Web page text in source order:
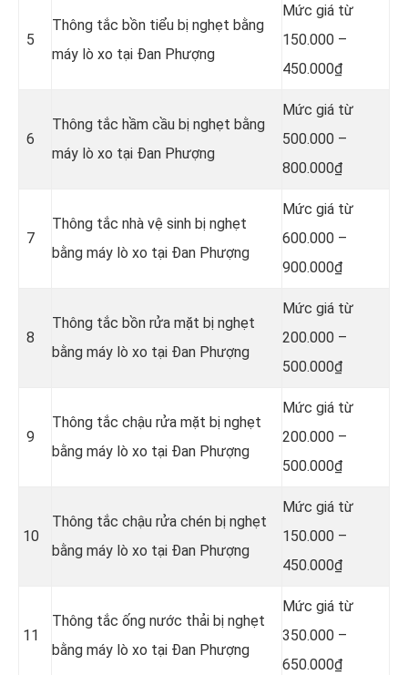
5
Thông tắc bồn tiểu bị nghẹt bằng
máy lò xo tại Đan Phượng
Mức giá từ
150.000 –
450.000₫
6
Thông tắc hầm cầu bị nghẹt bằng
máy lò xo tại Đan Phượng
Mức giá từ
500.000 –
800.000₫
7
Thông tắc nhà vệ sinh bị nghẹt
bằng máy lò xo tại Đan Phượng
Mức giá từ
600.000 –
900.000₫
8
Thông tắc bồn rửa mặt bị nghẹt
bằng máy lò xo tại Đan Phượng
Mức giá từ
200.000 –
500.000₫
9
Thông tắc chậu rửa mặt bị nghẹt
bằng máy lò xo tại Đan Phượng
Mức giá từ
200.000 –
500.000₫
10
Thông tắc chậu rửa chén bị nghẹt
bằng máy lò xo tại Đan Phượng
Mức giá từ
150.000 –
450.000₫
11
Thông tắc ống nước thải bị nghẹt
bằng máy lò xo tại Đan Phượng
Mức giá từ
350.000 –
650.000₫